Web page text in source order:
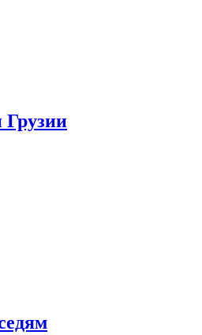
Грузии